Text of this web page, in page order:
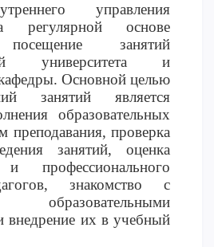
технологий
ОБУЧЕНИЕ
управления
регулярной основе
занятий
университета и
Основной целью
занятий является
образовательных
преподавания, проверка
занятий, оценка
и профессионального
знакомство с
внедрение их в учебный